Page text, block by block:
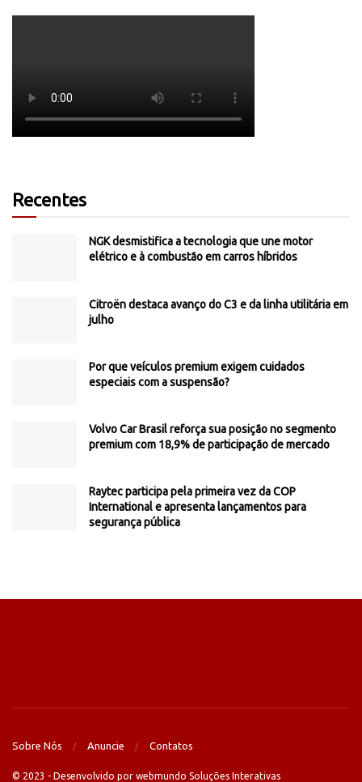
Recentes
NGK desmistifica a tecnologia que une motor
elétrico e à combustão em carros híbridos
Citroën destaca avanço do C3 e da linha utilitária em
julho
Por que veículos premium exigem cuidados
especiais com a suspensão?
Volvo Car Brasil reforça sua posição no segmento
premium com 18,9% de participação de mercado
Raytec participa pela primeira vez da COP
International e apresenta lançamentos para
segurança pública
Sobre Nós Anuncie Contatos
© 2023 - Desenvolvido por webmundo Soluções Interativas